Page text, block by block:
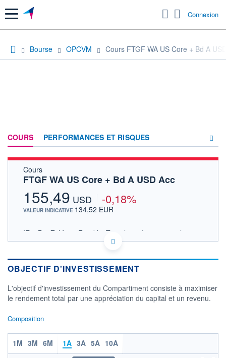
Menu Connexion
Bourse OPCVM Cours FTGF WA US Core + Bd A
COURS PERFORMANCES ET RISQUES
Cours
FTGF WA US Core + Bd A USD Acc
155,49 USD -0,18%
VALEUR INDICATIVE 134,52 EUR
IE00B19Z7Y58 - Franklin Templeton International
Services S.à r.l.
Consulter le prospectus / DIC
04/12
150
160
OBJECTIF D'INVESTISSEMENT
L'objectif d'investissement du Compartiment consiste à maximiser
le rendement total par une appréciation du capital et un revenu.
Composition
1M 3M 6M 1A 3A 5A 10A